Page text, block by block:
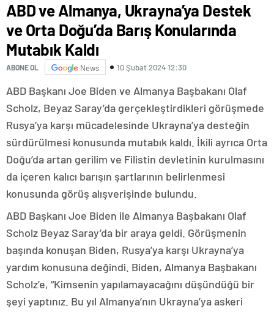
ABD ve Almanya, Ukrayna’ya Destek
ve Orta Doğu’da Barış Konularında
Mutabık Kaldı
ABONE OL News 10 Şubat 2024 12:30
ABD Başkanı Joe Biden ve Almanya Başbakanı Olaf
Scholz, Beyaz Saray’da gerçekleştirdikleri görüşmede
Rusya’ya karşı mücadelesinde Ukrayna’ya desteğin
sürdürülmesi konusunda mutabık kaldı. İkili ayrıca Orta
Doğu’da artan gerilim ve Filistin devletinin kurulmasını
da içeren kalıcı barışın şartlarının belirlenmesi
konusunda görüş alışverişinde bulundu.
ABD Başkanı Joe Biden ile Almanya Başbakanı Olaf
Scholz Beyaz Saray’da bir araya geldi. Görüşmenin
başında konuşan Biden, Rusya’ya karşı Ukrayna’ya
yardım konusuna değindi. Biden, Almanya Başbakanı
Scholz’e, “Kimsenin yapılamayacağını düşündüğü bir
şeyi yaptınız. Bu yıl Almanya’nın Ukrayna’ya askeri